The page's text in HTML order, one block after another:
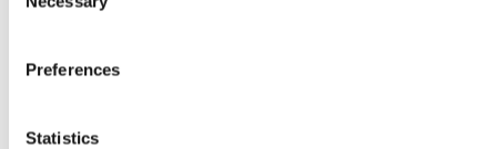
Selection
Preferences
Statistics